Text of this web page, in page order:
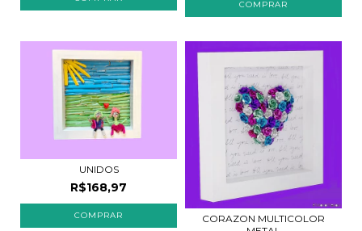
UNIDOS
R$168,97
CORAZON MULTICOLOR